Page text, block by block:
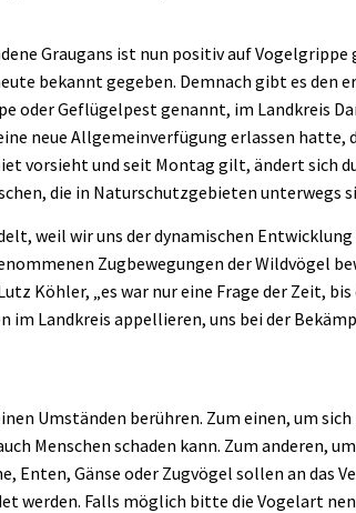
Graugans ist nun positiv auf
bekannt gegeben. Demnach gibt es den
oder Geflügelpest genannt, im Landkreis
neue Allgemeinverfügung erlassen hatte,
vorsieht und seit Montag gilt, ändert sich
die in Naturschutzgebieten unterwegs
weil wir uns der dynamischen Entwicklung
Zugbewegungen der Wildvögel
Köhler, „es war nur eine Frage der Zeit,
im Landkreis appellieren, uns bei der
Umständen berühren. Zum einen, um
Menschen schaden kann. Zum anderen, um
Enten, Gänse oder Zugvögel sollen an das
werden. Falls möglich bitte die Vogelart